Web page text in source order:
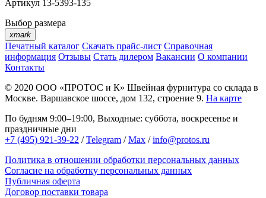
Артикул 13-5393-135
Выбор размера
xmark
Печатный каталог Скачать прайс-лист Справочная
информация Отзывы Стать дилером Вакансии О компании
Контакты
© 2020 ООО «ПРОТОС и К» Швейная фурнитура со склада в
Москве. Варшавское шоссе, дом 132, строение 9. На карте
По будням 9:00–19:00, Выходные: суббота, воскресенье и
праздничные дни
+7 (495) 921-39-22 /Telegram /Max /info@protos.ru
Политика в отношении обработки персональных данных
Согласие на обработку персональных данных
Публичная оферта
Договор поставки товара